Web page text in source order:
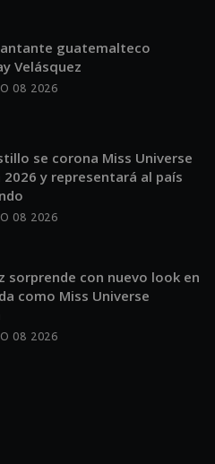
guatemalteco
Velásquez
08 2026
se corona Miss Universe
2026 y representará al país
08 2026
sorprende con nuevo look en
como Miss Universe
08 2026